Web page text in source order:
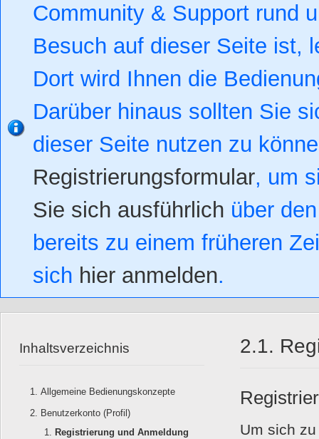
Community & Support rund
Besuch auf dieser Seite ist,
Dort wird Ihnen die
Darüber hinaus sollten Sie
dieser Seite nutzen zu
Registrierungsformular, um
Sie sich ausführlich über
bereits zu einem früheren
sich hier anmelden.
Inhaltsverzeichnis
Allgemeine Bedienungskonzepte
Benutzerkonto (Profil)
Registrierung und Anmeldung
2.1.
Um sich